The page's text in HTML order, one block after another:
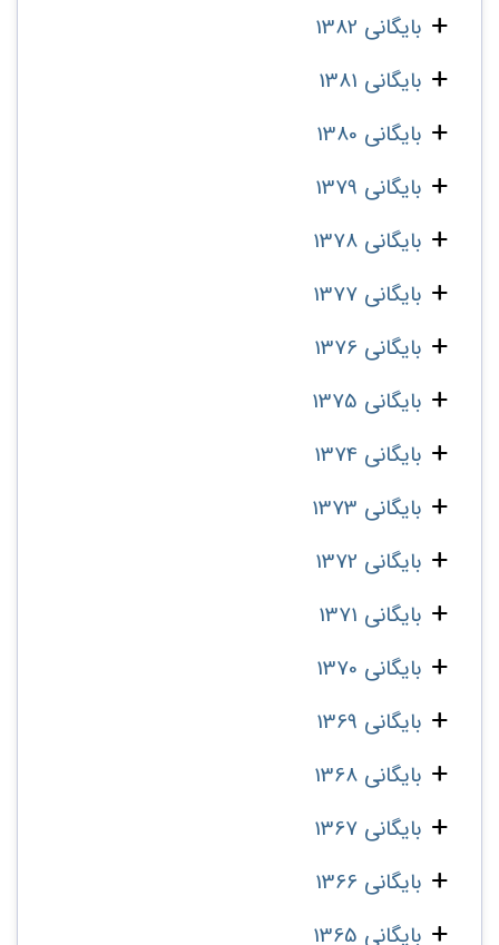
بایگانی 1382
بایگانی 1381
بایگانی 1380
بایگانی 1379
بایگانی 1378
بایگانی 1377
بایگانی 1376
بایگانی 1375
بایگانی 1374
بایگانی 1373
بایگانی 1372
بایگانی 1371
بایگانی 1370
بایگانی 1369
بایگانی 1368
بایگانی 1367
بایگانی 1366
بایگانی 1365